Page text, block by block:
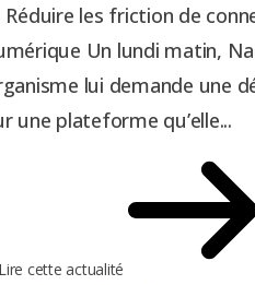
Réduire les friction de
Un lundi matin,
lui demande une
une plateforme qu’elle...
cette actualité